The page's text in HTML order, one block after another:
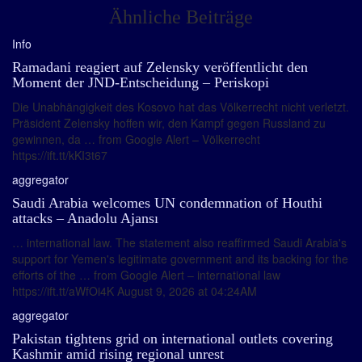
Ähnliche Beiträge
Info
Ramadani reagiert auf Zelensky veröffentlicht den
Moment der JND-Entscheidung – Periskopi
Die Unabhängigkeit des Kosovo hat das Völkerrecht nicht verletzt.
Präsident Zelensky hoffen wir, den Kampf gegen Russland zu
gewinnen, da … from Google Alert – Völkerrecht
https://ift.tt/kKI3t67
aggregator
Saudi Arabia welcomes UN condemnation of Houthi
attacks – Anadolu Ajansı
… international law. The statement also reaffirmed Saudi Arabia's
support for Yemen's legitimate government and its backing for the
efforts of the … from Google Alert – international law
https://ift.tt/aWfOi4K August 9, 2026 at 04:24AM
aggregator
Pakistan tightens grid on international outlets covering
Kashmir amid rising regional unrest